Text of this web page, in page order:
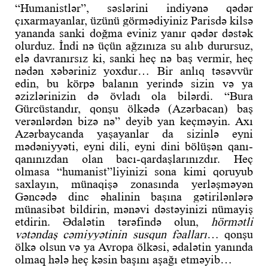
“Humanistlər”, səslərini indiyənə qədər
çıxarmayanlar, üzünü görmədiyiniz Parisdə kilsə
yananda sanki doğma eviniz yanır qədər dəstək
olurduz. İndi nə üçün ağzınıza su alıb durursuz,
elə davranırsız ki, sanki heç nə baş vermir, heç
nədən xəbəriniz yoxdur… Bir anlıq təsəvvür
edin, bu körpə balanın yerində sizin və ya
əzizlərinizin də övladı ola bilərdi. “Bura
Gürcüstandır, qonşu ölkədə (Azərbacan) baş
verənlərdən bizə nə” deyib yan keçməyin. Axı
Azərbaycanda yaşayanlar da sizinlə eyni
mədəniyyəti, eyni dili, eyni dini bölüşən qanı-
qanınızdan olan bacı-qardaşlarınızdır. Heç
olmasa “humanist”liyinizi sona kimi qoruyub
saxlayın, münaqişə zonasında yerləşməyən
Gəncədə dinc əhalinin başına gətirilənlərə
münasibət bildirin, mənəvi dəstəyinizi nümayiş
etdirin. Ədalətin tərəfində olun, hörmətli
vətəndaş cəmiyyətinin susqun fəalları… qonşu
ölkə olsun və ya Avropa ölkəsi, ədalətin yanında
olmaq hələ heç kəsin başını aşağı etməyib…